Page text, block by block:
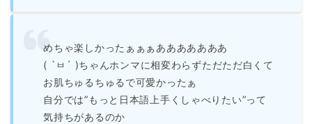
めちゃ楽しかったぁぁぁあああああああ
( `ㅂ´ )ちゃんホンマに相変わらずただただ白くて
お肌ちゅるちゅるで可愛かったぁ
自分では”もっと日本語上手くしゃべりたい”って
気持ちがあるのか